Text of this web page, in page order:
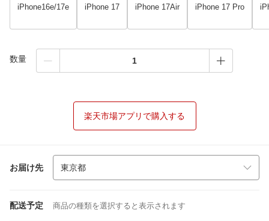
iPhone16e/17e iPhone 17 iPhone 17Air iPhone 17 Pro
数量
楽天市場アプリで購入する
お届け先
配送予定 商品の種類を選択すると表示されます